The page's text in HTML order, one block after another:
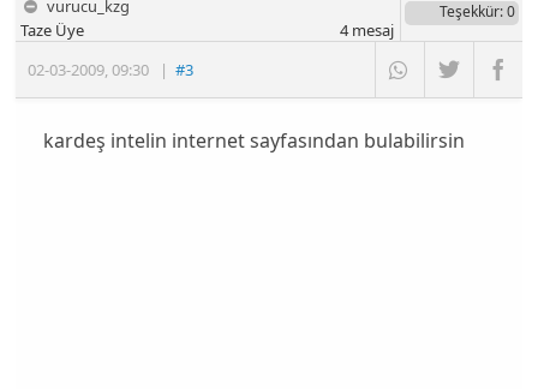
vurucu_kzg
02-03-2009,09:30 |#3
Taze Üye
Teşekkür: 0
4mesaj
kardeş intelin internet sayfasından bulabilirsin